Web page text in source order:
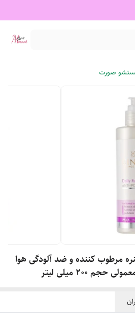
صورت
مرطوب کننده و ضد آلودگی هوا
میلی لیتر